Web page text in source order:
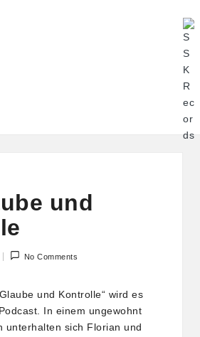
S
S
K
R
e
Alle
von
an
Ort
und
No Comments
und Kontrolle“ wird es
In einem ungewohnt
unterhalten sich Florian und